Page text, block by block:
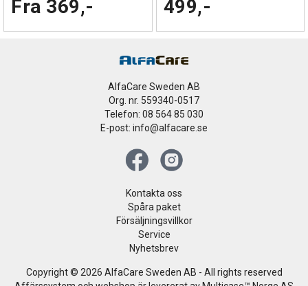
Fra 369,- 499,-
AlfaCare Sweden AB
Org. nr. 559340-0517
Telefon: 08 564 85 030
E-post: info@alfacare.se
Kontakta oss
Spåra paket
Försäljningsvillkor
Service
Nyhetsbrev
Copyright © 2026 AlfaCare Sweden AB - All rights reserved